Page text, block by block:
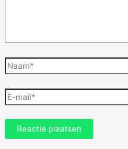
Naam*
E-
mail*